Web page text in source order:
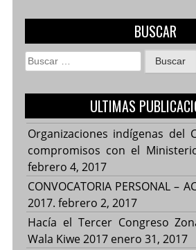
BUSCAR
Buscar:
ULTIMAS
Organizaciones indígenas del
compromisos con el
febrero 4, 2017
CONVOCATORIA PERSONAL –
2017. febrero 2, 2017
Hacía el Tercer Congreso
Wala Kiwe 2017 enero 31, 2017